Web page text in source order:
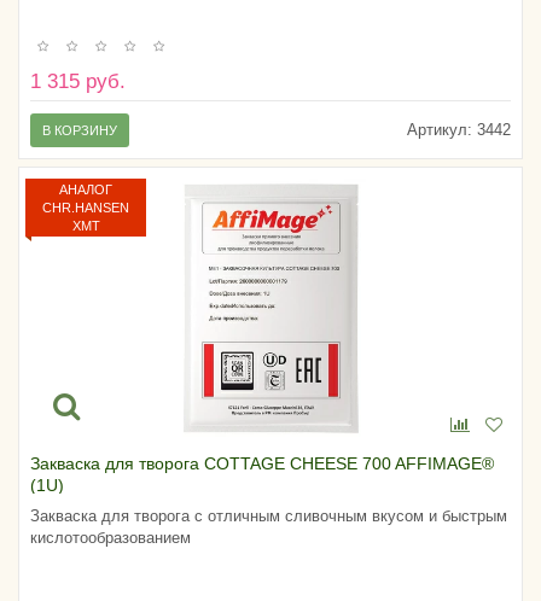
1 315 руб.
Артикул: 3442
В КОРЗИНУ
АНАЛОГ
CHR.HANSEN
XMT
Закваска для творога COTTAGE CHEESE 700 AFFIMAGE®
(1U)
Закваска для творога c отличным сливочным вкусом и быстрым
кислотообразованием